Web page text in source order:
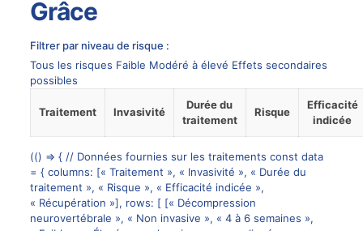
Grâce
Filtrer par niveau de risque :
Tous les risques Faible Modéré à élevé Effets secondaires
possibles
un
de
risque
pour
filtrer
les
traitements
comparatif
des
traitements
de
l’hernie
Traitement Invasivité
Durée du
traitement
Risque
Efficacité
indicée
(() => { // Données fournies sur les traitements const data
= { columns: [« Traitement », « Invasivité », « Durée du
traitement », « Risque », « Efficacité indicée »,
« Récupération »], rows: [ [« Décompression
neurovertébrale », « Non invasive », « 4 à 6 semaines »,